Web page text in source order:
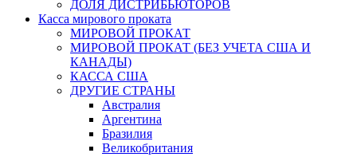
ДОЛЯ ДИСТРИБЬЮТОРОВ
Касса мирового проката
МИРОВОЙ ПРОКАТ
МИРОВОЙ ПРОКАТ (БЕЗ УЧЕТА США И
КАНАДЫ)
КАССА США
ДРУГИЕ СТРАНЫ
Австралия
Аргентина
Бразилия
Великобритания